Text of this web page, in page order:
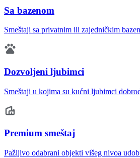
Sa bazenom
Smeštaji sa privatnim ili zajedničkim
Dozvoljeni ljubimci
Smeštaji u kojima su kućni ljubimci
Premium smeštaj
Pažljivo odabrani objekti višeg nivoa